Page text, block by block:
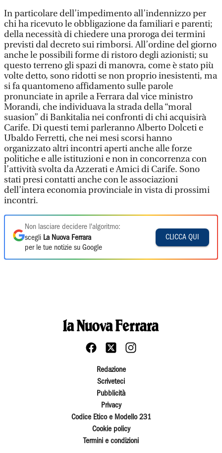
In particolare dell’impedimento all’indennizzo per
chi ha ricevuto le obbligazione da familiari e parenti;
della necessità di chiedere una proroga dei termini
previsti dal decreto sui rimborsi. All’ordine del giorno
anche le possibili forme di ristoro degli azionisti; su
questo terreno gli spazi di manovra, come è stato più
volte detto, sono ridotti se non proprio inesistenti, ma
si fa quantomeno affidamento sulle parole
pronunciate in aprile a Ferrara dal vice ministro
Morandi, che individuava la strada della “moral
suasion” di Bankitalia nei confronti di chi acquisirà
Carife. Di questi temi parleranno Alberto Dolceti e
Ubaldo Ferretti, che nei mesi scorsi hanno
organizzato altri incontri aperti anche alle forze
politiche e alle istituzioni e non in concorrenza con
l’attività svolta da Azzerati e Amici di Carife. Sono
stati presi contatti anche con le associazioni
dell’intera economia provinciale in vista di prossimi
incontri.
Non lasciare decidere l'algoritmo:
scegli La Nuova Ferrara
per le tue notizie su Google
CLICCA QUI
Redazione
Scriveteci
Pubblicità
Privacy
Codice Etico e Modello 231
Cookie policy
Termini e condizioni